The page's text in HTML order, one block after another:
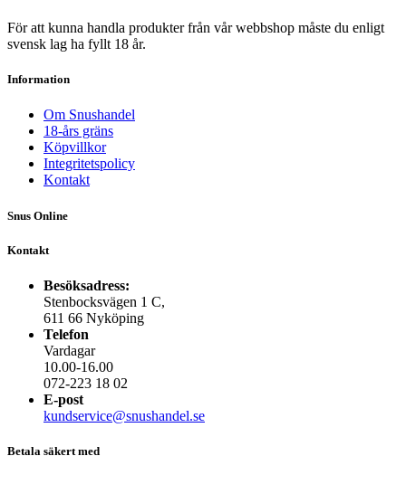
alternativen
kan
För att kunna handla produkter från vår webbshop måste du enligt
svensk lag ha fyllt 18 år.
Information
Om Snushandel
18-års gräns
Köpvillkor
Integritetspolicy
Kontakt
Snus Online
Kontakt
Besöksadress:
Stenbocksvägen 1 C,
611 66 Nyköping
Telefon
Vardagar
10.00-16.00
072-223 18 02
E-post
kundservice@snushandel.se
Betala säkert med